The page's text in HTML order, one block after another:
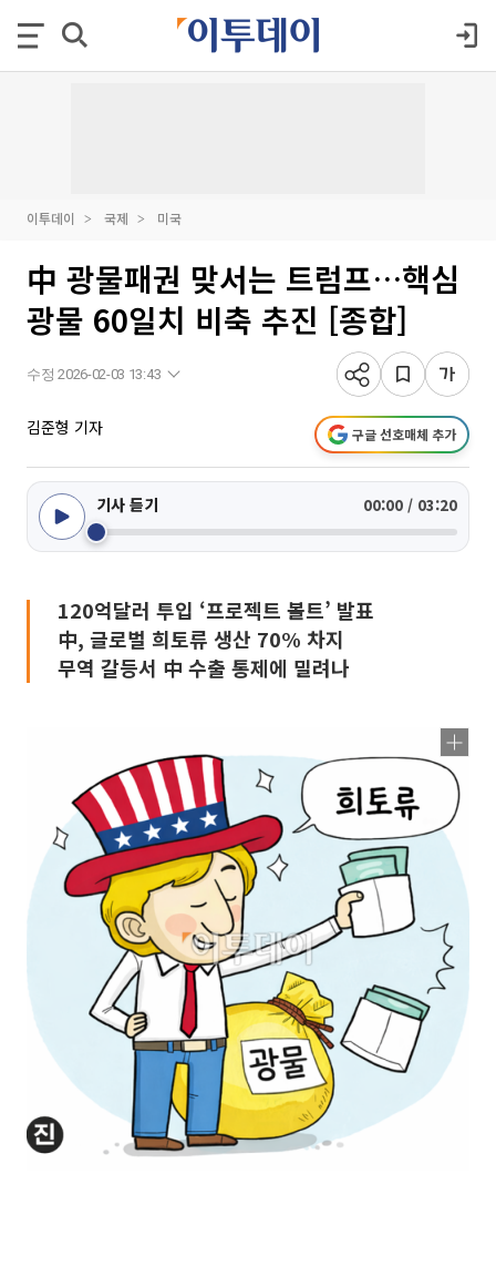
이투데이 국제 미국
中 광물패권 맞서는 트럼프…핵심
광물 60일치 비축 추진 [종합]
수정 2026-02-03 13:43
김준형 기자 구글 선호매체 추가
기사 듣기 00:00 / 03:20
120억달러 투입 ‘프로젝트 볼트’ 발표
中, 글로벌 희토류 생산 70% 차지
무역 갈등서 中 수출 통제에 밀려나